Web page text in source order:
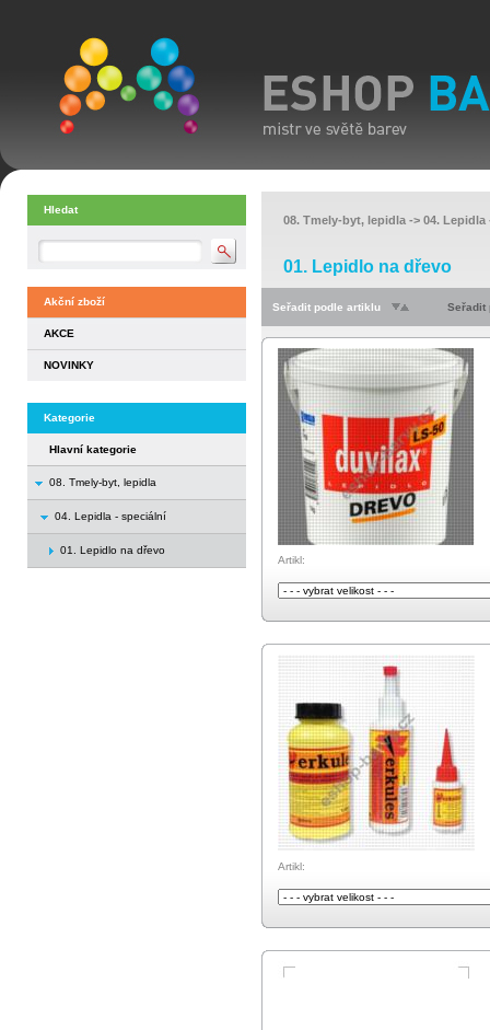
Hledat
Akční zboží
AKCE
NOVINKY
Kategorie
Hlavní kategorie
08. Tmely-byt, lepidla
04. Lepidla - speciální
01. Lepidlo na dřevo
08. Tmely-byt, lepidla -> 04. Lepidla
01. Lepidlo na dřevo
Seřadit podle artiklu Seřadit
Artikl:
Artikl: